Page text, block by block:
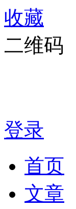
收藏
二维码
登录
首页
文章